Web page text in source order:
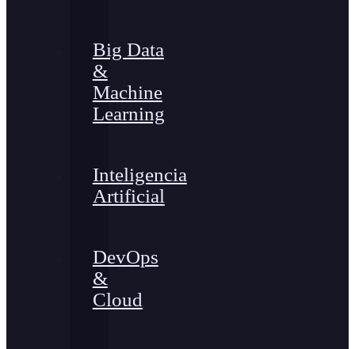
Big Data
&
Machine
Learning
Inteligencia
Artificial
DevOps
&
Cloud